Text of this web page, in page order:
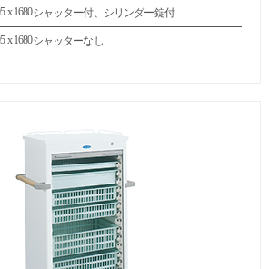
x 1680シャッター付、シリンダー錠付
x 1680シャッターなし